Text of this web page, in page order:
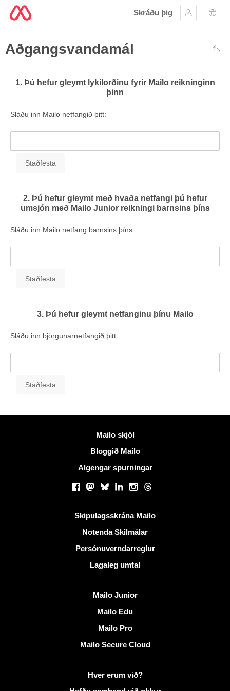
Skráðu þig
Skráðu þig
Aðgangsvandamál
1. Þú hefur gleymt lykilorðinu fyrir Mailo reikninginn
þinn
Sláðu inn Mailo netfangið þitt:
2. Þú hefur gleymt með hvaða netfangi þú hefur
umsjón með Mailo Junior reikningi barnsins þíns
Sláðu inn Mailo netfang barnsins þíns:
3. Þú hefur gleymt netfanginu þínu Mailo
Sláðu inn björgunarnetfangið þitt:
Mailo skjöl
Bloggið Mailo
Algengar spurningar
Samfélagsmiðlar
Facebook
Mastodon
BlueskyLinkedInInstagram
Threads
Gagnlegir krækjurSkipulagsskrána Mailo
Notenda Skilmálar
Persónuverndarreglur
Lagaleg umtal
Mailo Junior
Mailo Edu
Mailo Pro
Mailo Secure Cloud
Frekari upplýsingar á MailoHver erum við?